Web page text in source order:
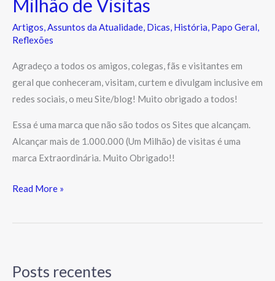
Milhão de Visitas
Artigos,Assuntos da Atualidade, Dicas, História, Papo Geral,
Reflexões
Agradeço a todos os amigos, colegas, fãs e visitantes em
geral que conheceram, visitam, curtem e divulgam inclusive em
redes sociais, o meu Site/blog! Muito obrigado a todos!
Essa é uma marca que não são todos os Sites que alcançam.
Alcançar mais de 1.000.000 (Um Milhão) de visitas é uma
marca Extraordinária. Muito Obrigado!!
Read More »
Posts recentes